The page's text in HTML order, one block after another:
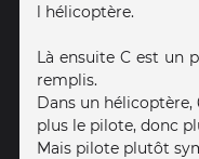
l hélicoptère.
Là ensuite C est un
remplis.
Dans un hélicoptère,
plus le pilote, donc
Mais pilote plutôt